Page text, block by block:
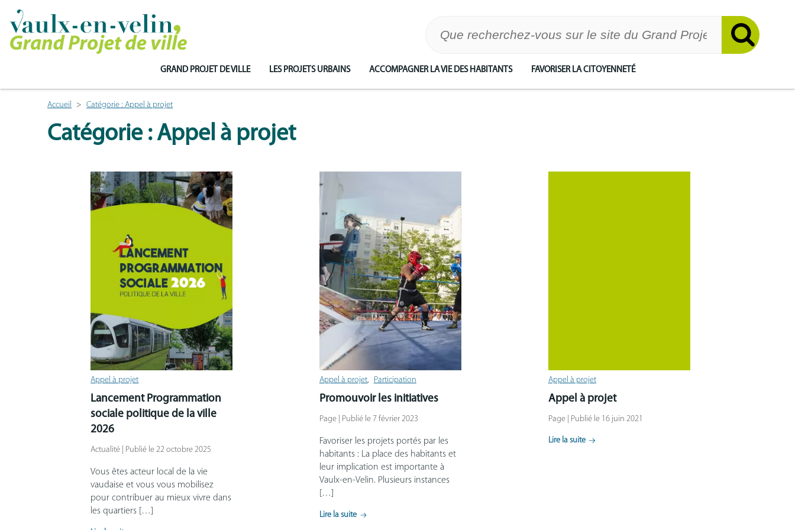
GRAND PROJET DE VILLE LES PROJETS URBAINS ACCOMPAGNER LA VIE DES HABITANTS FAVORISER LA CITOYENNETÉ
Accueil Catégorie : Appel à projet
Catégorie : Appel à projet
Appel à projet
Lancement Programmation
sociale politique de la ville
2026
Actualité | Publié le 22 octobre 2025
Vous êtes acteur local de la vie
vaudaise et vous vous mobilisez
pour contribuer au mieux vivre dans
les quartiers […]
Appel à projet Participation
Promouvoir les initiatives
Page | Publié le 7 février 2023
Favoriser les projets portés par les
habitants : La place des habitants et
leur implication est importante à
Vaulx-en-Velin. Plusieurs instances
[…]
Lire la suite
Appel à projet
Appel à projet
Page | Publié le 16 juin 2021
Lire la suite